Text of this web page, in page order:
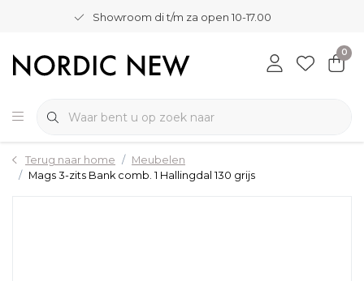
Showroom di t/m za open 10-17.00
0
Terug naar home
Meubelen
Mags 3-zits Bank comb. 1 Hallingdal 130 grijs